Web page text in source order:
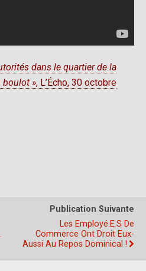
dans le quartier de la
boulot », L’Écho, 30 octobre
Publication Suivante
Les Employé.e.s De
Commerce Ont Droit Eux-
Aussi Au Repos Dominical !